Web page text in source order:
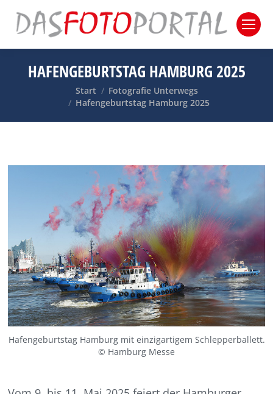
HAFENGEBURTSTAG HAMBURG 2025
Sie befinden sich hier:
Start
Fotografie Unterwegs
Hafengeburtstag Hamburg 2025
Hafengeburtstag Hamburg mit einzigartigem Schlepperballett.
© Hamburg Messe